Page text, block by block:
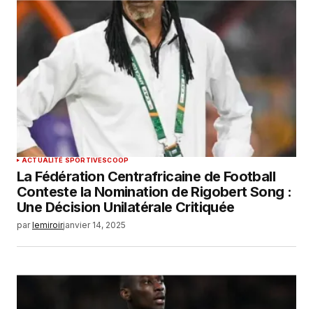
ACTUALITÉ SPORTIVESCOOP
La Fédération Centrafricaine de Football
Conteste la Nomination de Rigobert Song :
Une Décision Unilatérale Critiquée
par lemiroirjanvier 14, 2025